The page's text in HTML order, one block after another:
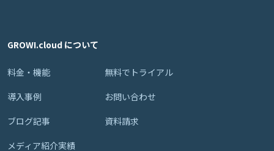
GROWI.cloud について
料金・機能
導入事例
ブログ記事
メディア紹介実績
無料でトライアル
お問い合わせ
資料請求